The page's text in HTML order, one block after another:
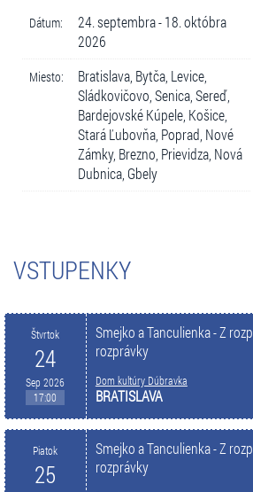
Dátum:
24. septembra - 18. októbra
2026
Miesto:
Bratislava, Bytča, Levice,
Sládkovičovo, Senica, Sereď,
Bardejovské Kúpele, Košice,
Stará Ľubovňa, Poprad, Nové
Zámky, Brezno, Prievidza, Nová
Dubnica, Gbely
VSTUPENKY
Štvrtok
24
Sep 2026
17:00
Smejko a Tanculienka - Z
rozprávky
Dom kultúry Dúbravka
BRATISLAVA
Piatok
25
Smejko a Tanculienka - Z
rozprávky